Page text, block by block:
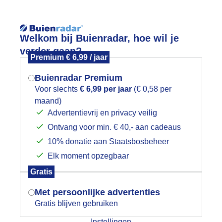
Welkom bij Buienradar, hoe wil je
verder gaan?
Premium € 6,99 / jaar
Buienradar Premium
Voor slechts € 6,99 per jaar (€ 0,58 per
maand)
Advertentievrij en privacy veilig
Ontvang voor min. € 40,- aan cadeaus
10% donatie aan Staatsbosbeheer
Elk moment opzegbaar
Gratis
Met persoonlijke advertenties
Gratis blijven gebruiken
Lees meer.
Foto en video Weerzine
Zoeken in
buien tijdens de
Mogen we je locatie gebruiken voor
het weer?
Indien je hier nog geen akkoord op hebt
gegeven, verschijnt er zo een pop-up uit
je browser waarin deze toestemming
gevraagd wordt.